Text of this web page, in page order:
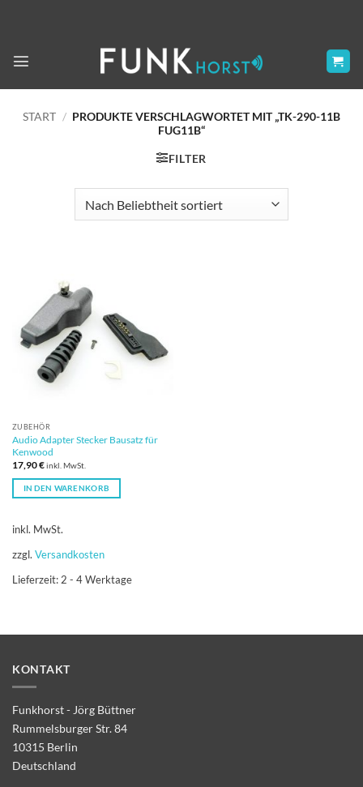
START / PRODUKTE VERSCHLAGWORTET MIT „TK-290-11B
FUG11B“
FILTER
ZUBEHÖR
Audio Adapter Stecker Bausatz für
Kenwood
17,90€inkl. MwSt.
IN DEN WARENKORB
inkl. MwSt.
zzgl. Versandkosten
Lieferzeit:2 - 4 Werktage
KONTAKT
Funkhorst - Jörg Büttner
Rummelsburger Str. 84
10315 Berlin
Deutschland